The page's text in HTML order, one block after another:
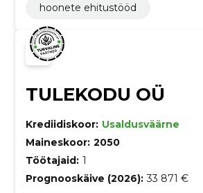
hoonete ehitustööd
TULEKODU OÜ
Krediidiskoor: Usaldusväärne
Maineskoor: 2050
Töötajaid: 1
Prognooskäive (2026): 33 871 €